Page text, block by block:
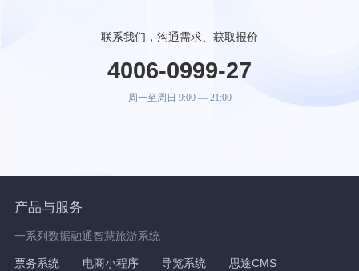
联系我们，沟通需求、获取报价
4006-0999-27
周一至周日 9:00 — 21:00
产品与服务
一系列数据融通智慧旅游系统
票务系统 电商小程序 导览系统
思途CMS